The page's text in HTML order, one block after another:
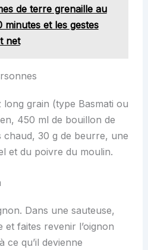
de terre grenaille au
minutes et les gestes
net
grain (type Basmati ou
450 ml de bouillon de
chaud, 30 g de beurre, une
et du poivre du moulin.
Dans une sauteuse,
faites revenir l’oignon
ce qu’il devienne